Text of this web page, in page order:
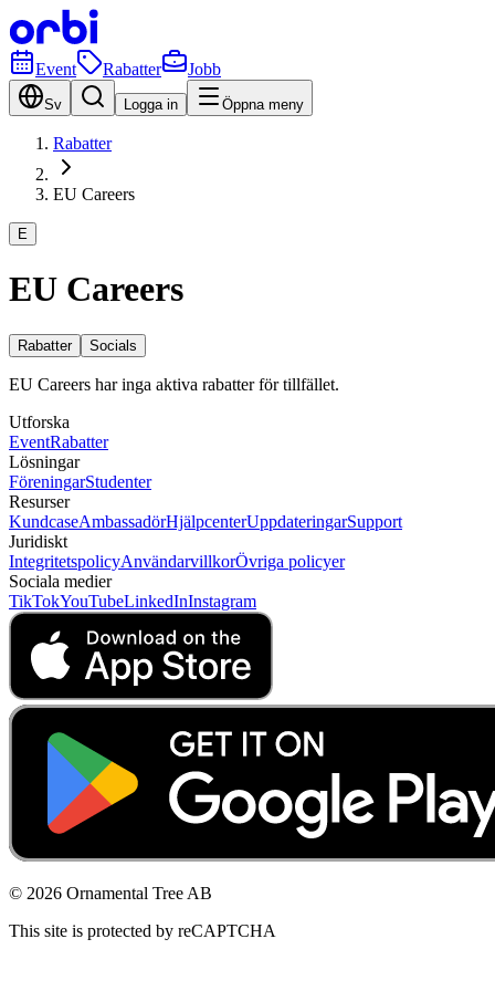
Event Rabatter Jobb
Sv Logga in Öppna meny
Rabatter
EU Careers
E
EU Careers
Rabatter Socials
EU Careers har inga aktiva rabatter för tillfället.
Utforska
EventRabatter
Lösningar
FöreningarStudenter
Resurser
KundcaseAmbassadörHjälpcenterUppdateringarSupport
Juridiskt
IntegritetspolicyAnvändarvillkorÖvriga policyer
Sociala medier
TikTokYouTubeLinkedInInstagram
© 2026 Ornamental Tree AB
This site is protected by reCAPTCHA